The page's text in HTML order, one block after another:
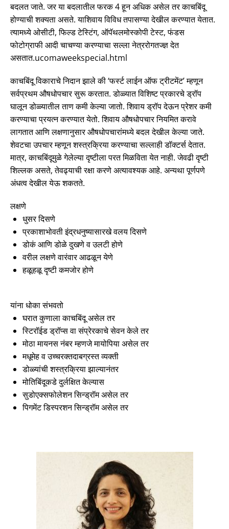
बदलत जाते. जर या बदलातील फरक 4 हून अधिक असेल तर काचबिंदू
होण्याची शक्यता असते. याशिवाय विविध तपासण्या देखील करण्यात येतात.
त्यामध्ये ओसीटी, फिल्ड टेस्टिंग, ऑपॅथलमोस्कोपी टेस्ट, फंडस
फोटोग्राफी आदी चाचण्या करण्याचा सल्ला नेत्ररोगतज्ज्ञ देत
असतात.ucomaweekspecial.html
काचबिंदू विकाराचे निदान झाले की ‘फर्स्ट लाईन ऑफ ट्रीटमेंट’ म्हणून
सर्वप्रथम औषधोपचार सुरू करतात. डोळ्यात विशिष्ट प्रकारचे ड्रॉप
घालून डोळ्यातील ताण कमी केल्या जातो. शिवाय ड्रॉप देऊन प्रेशर कमी
करण्याचा प्रयत्न करण्यात येतो. शिवाय औषधोपचार नियमित करावे
लागतात आणि लक्षणानुसार औषधोपचारांमध्ये बदल देखील केल्या जाते.
शेवटचा उपचार म्हणून शस्त्रक्रिया करण्याचा सल्लाही डॉक्टर्स देतात.
मात्र, काचबिंदूमुळे गेलेल्या दृष्टीला परत मिळविता येत नाही. जेवढी दृष्टी
शिल्लक असते, तेवढ्याची रक्षा करणे अत्यावश्यक आहे. अन्यथा पूर्णपणे
अंधत्व देखील येऊ शकतते.
लक्षणे
धुसर दिसणे
प्रकाशाभोवती इंद्रधनुष्यासारखे वलय दिसणे
डोकं आणि डोळे दुखणे व उलटी होणे
वरील लक्षणे वारंवार आढळून येणे
हळूहळू दृष्टी कमजोर होणे
यांना धोका संभवतो
घरात कुणाला काचबिंदू असेल तर
स्टिरॉईड ड्रॉप्स वा संप्रेरकाचे सेवन केले तर
मोठा मायनस नंबर म्हणजे मायोपिया असेल तर
मधूमेह व उच्चरक्तदाबग्रस्त व्यक्ती
डोळ्यांची शस्त्रक्रिया झाल्यानंतर
मोतिबिंदूकडे दुर्लक्षित केल्यास
सुडोएक्सफोलेशन सिन्ड्रॉम असेल तर
पिगमेंट डिस्परशन सिन्ड्रॉम असेल तर